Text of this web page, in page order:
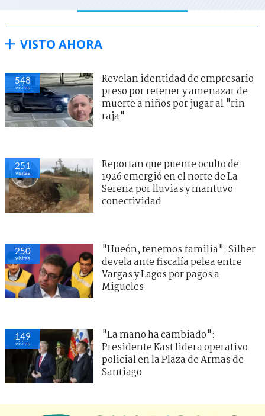
VISTO AHORA
548
visitas
Revelan identidad de empresario
preso por retener y amenazar de
muerte a niños por jugar al "rin
raja"
251
visitas
Reportan que puente oculto de
1926 emergió en el norte de La
Serena por lluvias y mantuvo
conectividad
250
visitas
"Hueón, tenemos familia": Silber
devela ante fiscalía pelea entre
Vargas y Lagos por pagos a
Migueles
149
visitas
"La mano ha cambiado":
Presidente Kast lidera operativo
policial en la Plaza de Armas de
Santiago